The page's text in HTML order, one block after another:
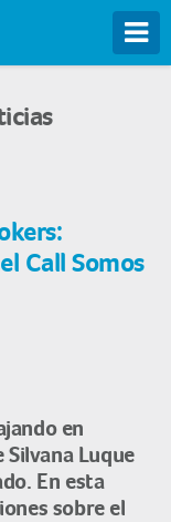
Call Somos
en
Silvana Luque
En esta
sobre el